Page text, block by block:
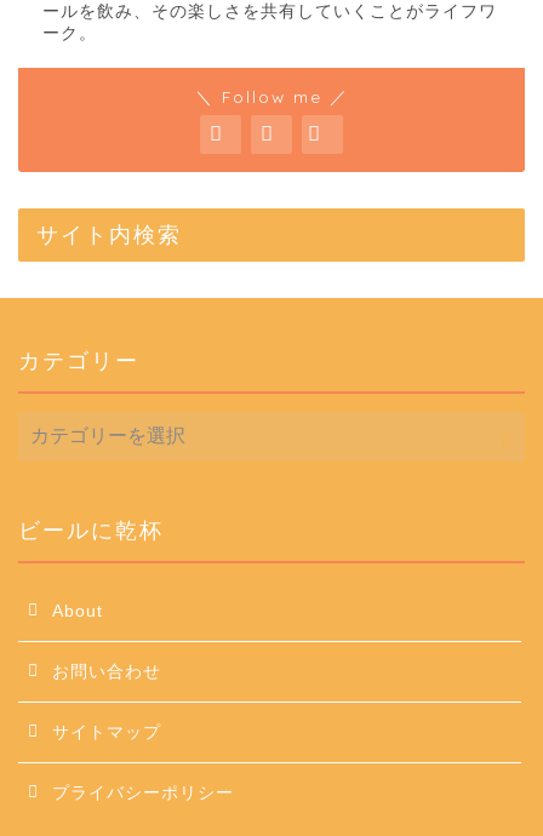
ールを飲み、その楽しさを共有していくことがライフワ
ーク。
＼ Follow me ／
サイト内検索
カテゴリー
テ
ー
ビールに乾杯
About
お問い合わせ
サイトマップ
プライバシーポリシー